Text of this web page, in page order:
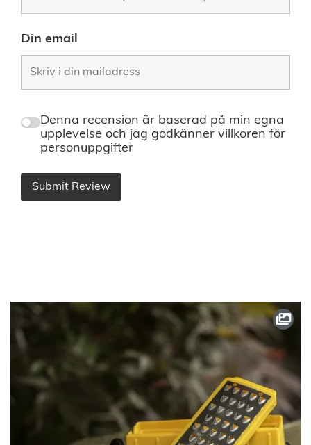
Din email
Denna recension är baserad på min egna
upplevelse och jag godkänner villkoren för
personuppgifter
Submit Review